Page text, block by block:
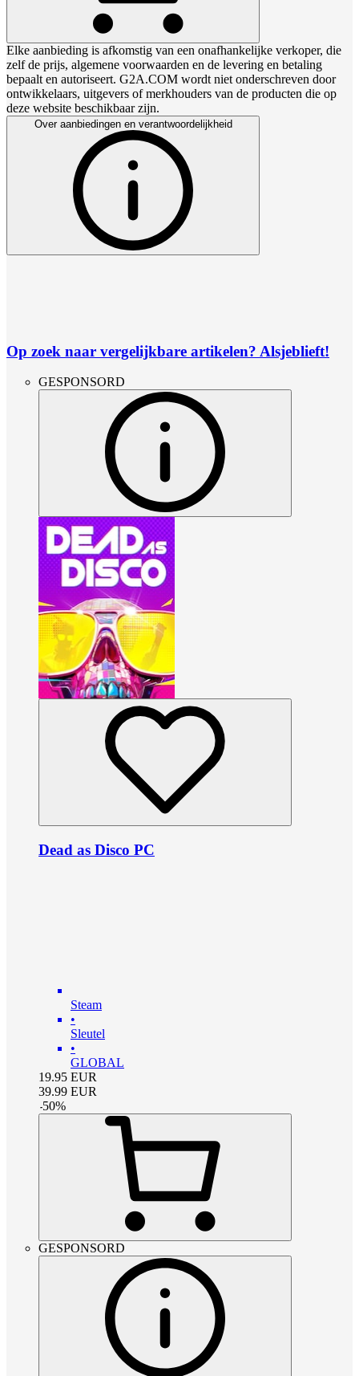
Elke aanbieding is afkomstig van een onafhankelijke verkoper, die
zelf de prijs, algemene voorwaarden en de levering en betaling
bepaalt en autoriseert. G2A.COM wordt niet onderschreven door
ontwikkelaars, uitgevers of merkhouders van de producten die op
deze website beschikbaar zijn.
Over aanbiedingen en verantwoordelijkheid
Op zoek naar vergelijkbare artikelen? Alsjeblieft!
GESPONSORD
Dead as Disco PC
Steam
•
Sleutel
•
GLOBAL
19.95 EUR
39.99 EUR
-50%
GESPONSORD